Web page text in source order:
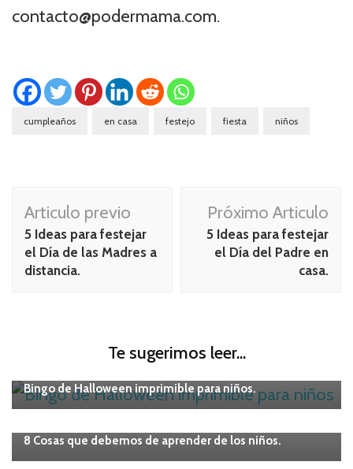
contacto@podermama.com.
cumpleaños en casa festejo fiesta niños
Navegación
de
publicación
Articulo previo
5 Ideas para festejar
el Día de las Madres a
distancia.
Próximo Articulo
5 Ideas para festejar
el Día del Padre en
casa.
Te sugerimos leer...
Niños
Bingo de Halloween imprimible para niños.
8 Cosas que debemos de aprender de los niños.